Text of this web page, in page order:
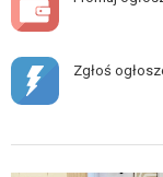
Zgłoś